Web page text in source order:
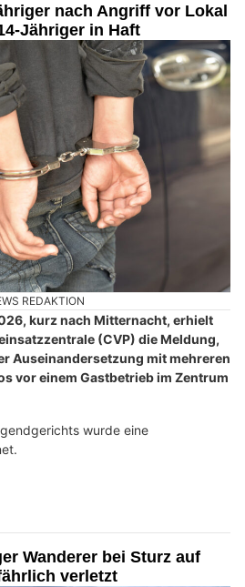
nach Angriff vor Lokal
Jähriger in Haft
REDAKTION
kurz nach Mitternacht, erhielt
(CVP) die Meldung,
Auseinandersetzung mit mehreren
vor einem Gastbetrieb im Zentrum
wurde eine
Wanderer bei Sturz auf
verletzt